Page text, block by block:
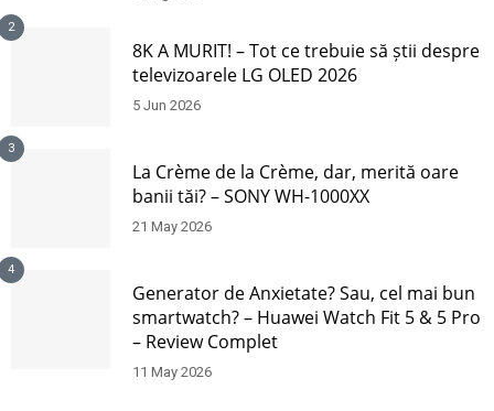
2
8K A MURIT! – Tot ce trebuie să știi despre
televizoarele LG OLED 2026
5 Jun 2026
3
La Crème de la Crème, dar, merită oare
banii tăi? – SONY WH-1000XX
21 May 2026
4
Generator de Anxietate? Sau, cel mai bun
smartwatch? – Huawei Watch Fit 5 & 5 Pro
– Review Complet
11 May 2026